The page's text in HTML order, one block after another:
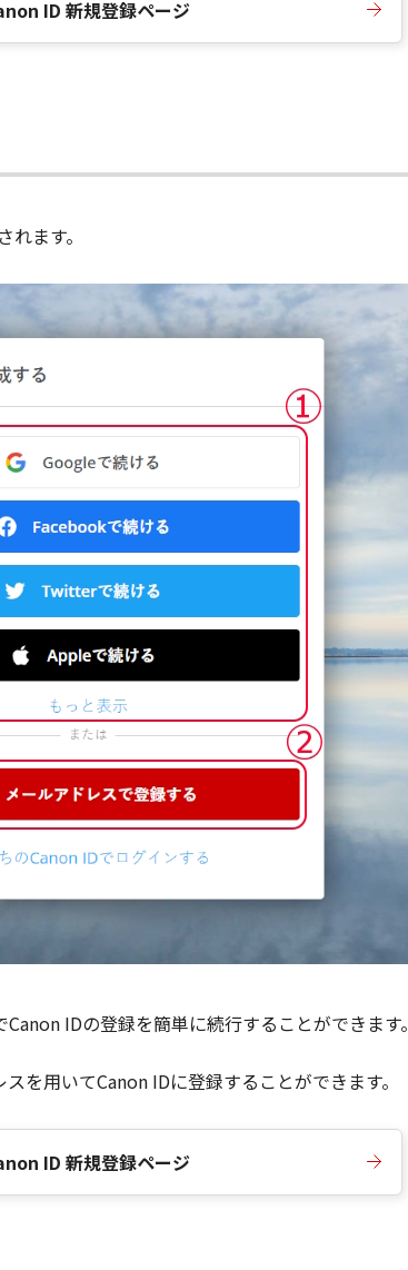
ID 新規登録ページ
ます。
IDの登録を簡単に続行することができます。
を用いてCanon IDに登録することができます。
ID 新規登録ページ